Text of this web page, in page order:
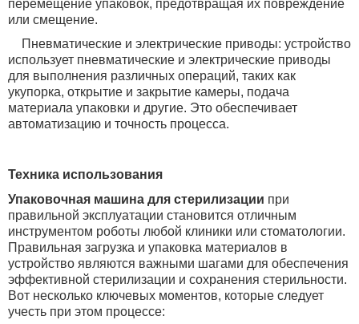
перемещение упаковок, предотвращая их повреждение
или смещение.
Пневматические и электрические приводы: устройство
использует пневматические и электрические приводы
для выполнения различных операций, таких как
укупорка, открытие и закрытие камеры, подача
материала упаковки и другие. Это обеспечивает
автоматизацию и точность процесса.
Техника использования
Упаковочная машина для стерилизации при
правильной эксплуатации становится отличным
инструментом роботы любой клиники или стоматологии.
Правильная загрузка и упаковка материалов в
устройство являются важными шагами для обеспечения
эффективной стерилизации и сохранения стерильности.
Вот несколько ключевых моментов, которые следует
учесть при этом процессе: